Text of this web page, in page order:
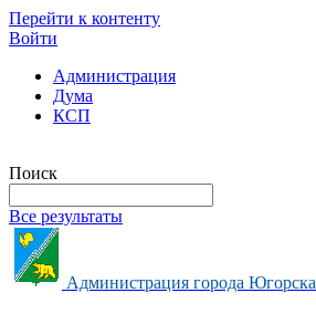
Перейти к контенту
Войти
Администрация
Дума
КСП
Поиск
Все результаты
Администрация города Югорска